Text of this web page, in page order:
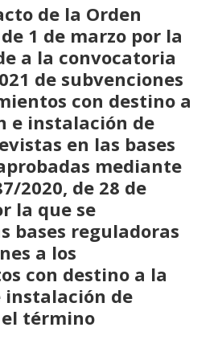
de la Orden
1 de marzo por la
a la convocatoria
de subvenciones
con destino a
e instalación de
en las bases
mediante
2020, de 28 de
la que se
bases reguladoras
a los
con destino a la
instalación de
término